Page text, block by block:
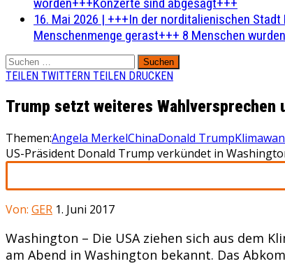
16. Mai 2026 | +++In der norditalienischen
Menschenmenge gerast+++ 8 Menschen
Suchen
nach:
TEILEN TWITTERN TEILEN DRUCKEN
Trump setzt weiteres Wahlversprechen
Themen:Angela MerkelChinaDonald Trump
US-Präsident Donald Trump verkündet in
Von: GER 1. Juni 2017
Washington – Die USA ziehen sich aus dem
am Abend in Washington bekannt. Das